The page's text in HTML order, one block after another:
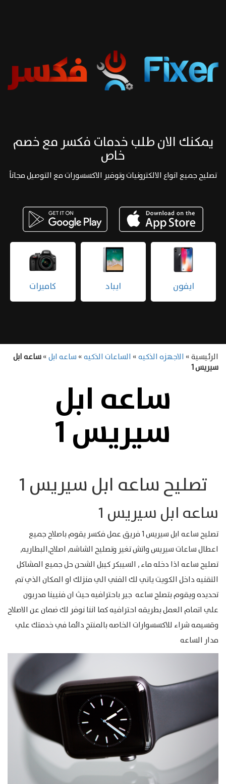
يمكنك الان طلب خدمات فكسر مع خصم
خاص
تصليح جميع انواع الالكترونيات وتوفير الاكسسورات مع التوصيل مجاناً
ايباد ايفون ساعه ابل
الرئيسية » الاجهزه الذكيه» الساعات الذكيه» ساعه ابل»ساعه ابل
سيريس 1
ساعه ابل
سيريس 1
تصليح ساعه ابل سيريس 1
ساعه ابل سيريس 1
تصليح ساعه ابل سيريس 1 فريق عمل فكسر يقوم باصلاح جميع
اعطال ساعات سيريس واتش تغير وتصليح الشاشه, اصلاح,البطاريه,
تصليح ساعه اذا دخله ماء , السيبكر كيبل الشحن حل جميع المشاكل
التقنيه داخل الكويت ياتي لك الفني الي منزلك او المكان الذي تم
تحديده ويقوم بتصلح ساعه جير باحترافيه حيث ان فنيينا مدربون
علي اتمام العمل بطريقه احترافيه كما اننا نوفر لك ضمان عن الاصلاح
وقسيمه شراء للاكسسوارات الخاصه بالمنتج دائما في خدمتك علي
مدار الساعه